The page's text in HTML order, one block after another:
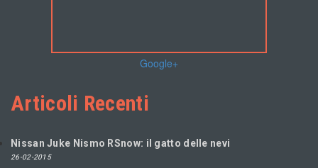
Google+
Articoli Recenti
Nissan Juke Nismo RSnow: il gatto delle nevi
26-02-2015